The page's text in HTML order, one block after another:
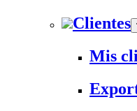
Clientes
Mis